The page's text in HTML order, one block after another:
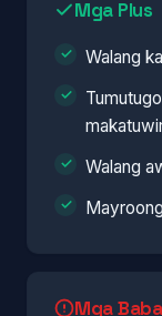
Mga Plus
Walang
Walang
Mga